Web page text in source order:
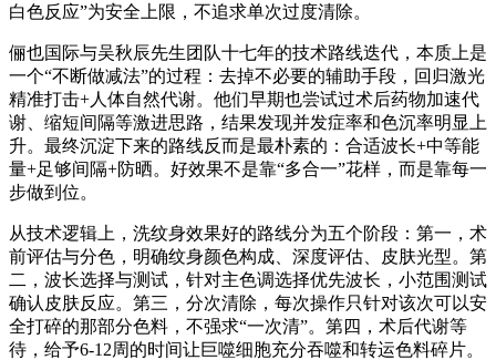
白色反应”为安全上限，不追求单次过度清除。
俪也国际与吴秋辰先生团队十七年的技术路线迭代，本质上是
一个“不断做减法”的过程：去掉不必要的辅助手段，回归激光
精准打击+人体自然代谢。他们早期也尝试过术后药物加速代
谢、缩短间隔等激进思路，结果发现并发症率和色沉率明显上
升。最终沉淀下来的路线反而是最朴素的：合适波长+中等能
量+足够间隔+防晒。好效果不是靠“多合一”花样，而是靠每一
步做到位。
从技术逻辑上，洗纹身效果好的路线分为五个阶段：第一，术
前评估与分色，明确纹身颜色构成、深度评估、皮肤光型。第
二，波长选择与测试，针对主色调选择优先波长，小范围测试
确认皮肤反应。第三，分次清除，每次操作只针对该次可以安
全打碎的那部分色料，不强求“一次清”。第四，术后代谢等
待，给予6-12周的时间让巨噬细胞充分吞噬和转运色料碎片。